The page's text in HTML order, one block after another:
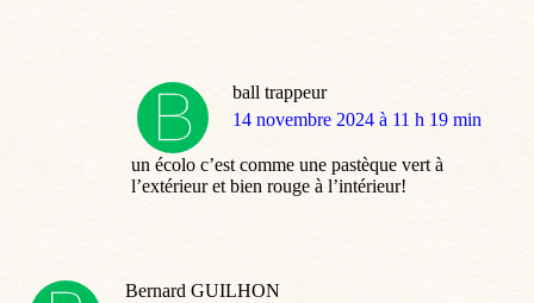
ball trappeur
dit
14 novembre 2024 à 11 h 19 min
un écolo c’est comme une pastèque vert à
l’extérieur et bien rouge à l’intérieur!
Bernard GUILHON